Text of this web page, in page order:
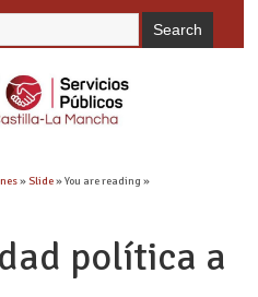
»Slide» You are reading »
política a